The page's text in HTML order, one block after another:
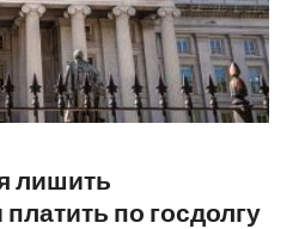
лишить
по госдолгу